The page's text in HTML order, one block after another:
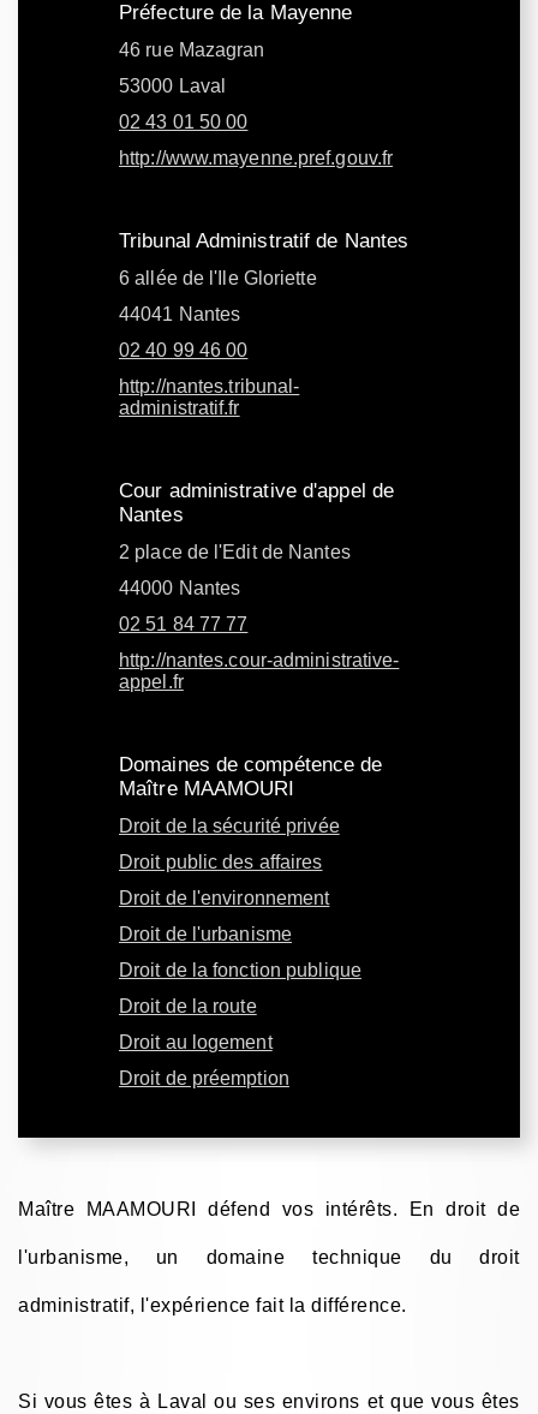
Préfecture de la Mayenne
46 rue Mazagran
53000 Laval
02 43 01 50 00
http://www.mayenne.pref.gouv.fr
Tribunal Administratif de Nantes
6 allée de l'Ile Gloriette
44041 Nantes
02 40 99 46 00
http://nantes.tribunal-
administratif.fr
Cour administrative d'appel de
Nantes
2 place de l'Edit de Nantes
44000 Nantes
02 51 84 77 77
http://nantes.cour-administrative-
appel.fr
Domaines de compétence de
Maître MAAMOURI
Droit de la sécurité privée
Droit public des affaires
Droit de l'environnement
Droit de l'urbanisme
Droit de la fonction publique
Droit de la route
Droit au logement
Droit de préemption
Maître MAAMOURI défend vos intérêts. En droit de
l'urbanisme, un domaine technique du droit
administratif, l'expérience fait la différence.
Si vous êtes à Laval ou ses environs et que vous êtes